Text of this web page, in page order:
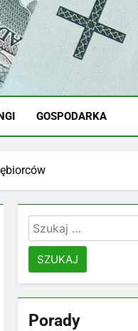
GOSPODARKA
Szukaj:
Porady